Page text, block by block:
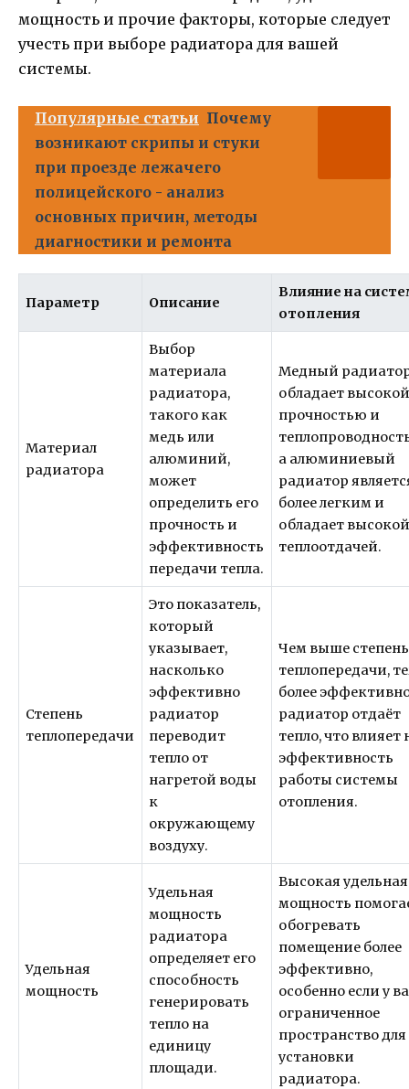
мощность и прочие факторы, которые следует
учесть при выборе радиатора для вашей
системы.
Популярные статьи Почему
возникают скрипы и стуки
при проезде лежачего
полицейского - анализ
основных причин, методы
диагностики и ремонта
Параметр Описание
Влияние на
отопления
Материал
радиатора
Выбор
материала
радиатора,
такого как
медь или
алюминий,
может
определить его
прочность и
эффективность
передачи тепла.
Медный
обладает
прочностью и
а алюминиевый
радиатор
более легким и
обладает
теплоотдачей.
Степень
теплопередачи
Это показатель,
который
указывает,
насколько
эффективно
радиатор
переводит
тепло от
нагретой воды
к
окружающему
воздуху.
Чем выше степень
теплопередачи,
более
радиатор отдаёт
тепло, что влияет
эффективность
работы системы
отопления.
Удельная
мощность
Удельная
мощность
радиатора
определяет его
способность
генерировать
тепло на
единицу
площади.
Высокая удельная
мощность
обогревать
помещение более
эффективно,
особенно если у
ограниченное
пространство для
установки
радиатора.